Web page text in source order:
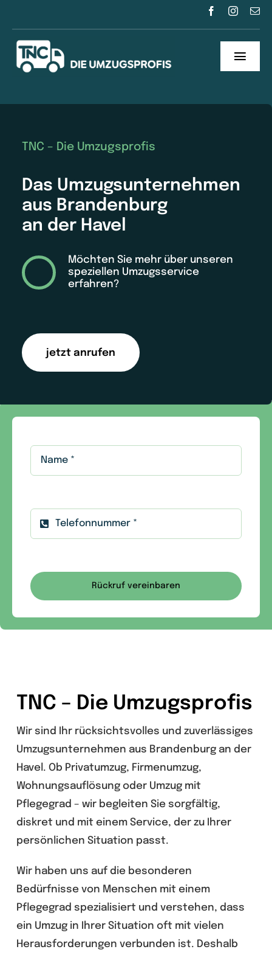
Inhalt
springen
Rückruf vereinbaren
TNC – Die Umzugsprofis
Das Umzugsunternehmen
aus Brandenburg
an der Havel
Möchten Sie mehr über unseren
speziellen Umzugsservice
erfahren?
jetzt anrufen
TNC – Die Umzugsprofis
Wir sind Ihr rücksichtsvolles und zuverlässiges
Umzugsunternehmen aus Brandenburg an der
Havel. Ob Privatumzug, Firmenumzug,
Wohnungsauflösung oder Umzug mit
Pflegegrad – wir begleiten Sie sorgfältig,
diskret und mit einem Service, der zu Ihrer
persönlichen Situation passt.
Wir haben uns auf die besonderen
Bedürfnisse von Menschen mit einem
Pflegegrad spezialisiert und verstehen, dass
ein Umzug in Ihrer Situation oft mit vielen
Herausforderungen verbunden ist. Deshalb